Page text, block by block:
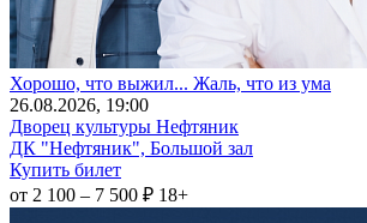
Хорошо, что выжил... Жаль, что из ума
26.08.2026, 19:00
Дворец культуры Нефтяник
ДК "Нефтяник", Большой зал
Купить билет
от 2 100 – 7 500 ₽ 18+